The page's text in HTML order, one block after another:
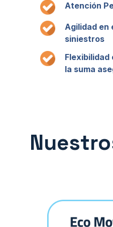
Atención
Agilidad en
siniestros
Flexibilidad
la suma